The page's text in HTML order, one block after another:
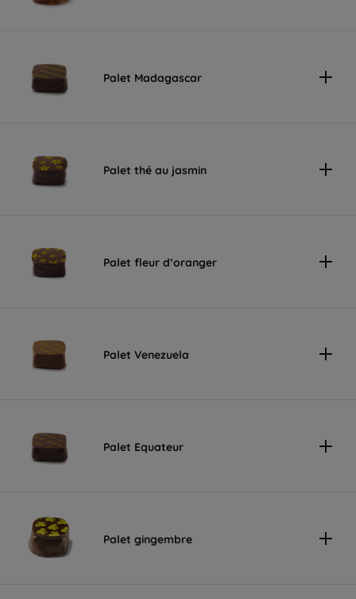
Palet Madagascar
Palet thé au jasmin
Palet fleur d’oranger
Palet Venezuela
Palet Equateur
Palet gingembre